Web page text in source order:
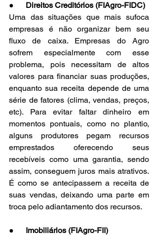
● Direitos Creditórios (FIAgro-FIDC)
Uma das situações que mais sufoca
empresas é não organizar bem seu
fluxo de caixa. Empresas do Agro
sofrem especialmente com esse
problema, pois necessitam de altos
valores para financiar suas produções,
enquanto sua receita depende de uma
série de fatores (clima, vendas, preços,
etc). Para evitar faltar dinheiro em
momentos pontuais, como no plantio,
alguns produtores pegam recursos
emprestados oferecendo seus
recebíveis como uma garantia, sendo
assim, conseguem juros mais atrativos.
É como se antecipassem a receita de
suas vendas, deixando uma parte em
troca pelo adiantamento dos recursos.
● Imobiliários (FIAgro-FII)